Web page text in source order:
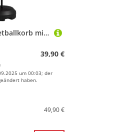
SPORTNOW Basketballkorb mit Ständer Höhenverstellbar Basketballständer, Magnet-Dartscheibe 129-179 cm Basketball-Backboard-Ständer, Basketballanlage für Erwachsene, Stahl
39,90 €
um 00:03; der
haben.
49,90 €